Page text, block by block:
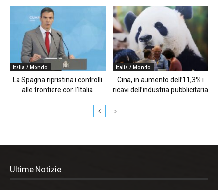
Italia / Mondo
La Spagna ripristina i controlli
alle frontiere con l’Italia
Italia / Mondo
Cina, in aumento dell’11,3% i
ricavi dell’industria pubblicitaria
Ultime Notizie